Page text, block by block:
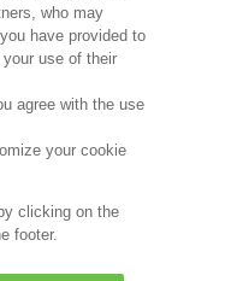
花王について
イノベーション
投資家情報
採用情報
who may
have provided to
use of their
agree with the use
your cookie
clicking on the
footer.